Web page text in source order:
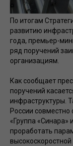
По итогам
развитию
года, премьер-
ряд поручений
организациям.
Как сообщает
поручений
инфраструктуры.
России
«Группа
проработать